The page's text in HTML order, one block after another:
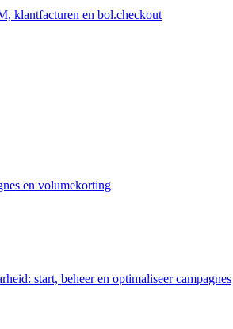
klantfacturen en bol.checkout
en volumekorting
start, beheer en optimaliseer campagnes